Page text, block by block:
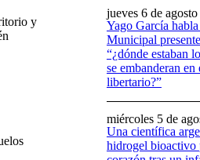
y
Yago García
Municipal
“¿dónde estaban
se embanderan en
libertario?”
jueves 6 de
Una científica
hidrogel bioactivo
miércoles 5 de